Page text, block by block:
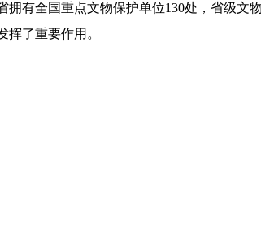
全国重点文物保护单位130处，省级文
了重要作用。